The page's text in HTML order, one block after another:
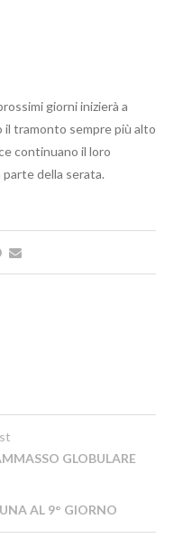
giorni inizierà a
il tramonto sempre più alto
continuano il loro
della serata.
GLOBULARE
AL 9° GIORNO